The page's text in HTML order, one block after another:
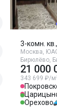
3-комн.
Москва,
Бирюлёво,
21 000
343 699 ₽/
Орехово